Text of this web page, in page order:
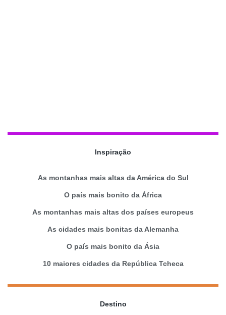
Inspiração
As montanhas mais altas da América do Sul
O país mais bonito da África
As montanhas mais altas dos países europeus
As cidades mais bonitas da Alemanha
O país mais bonito da Ásia
10 maiores cidades da República Tcheca
Destino